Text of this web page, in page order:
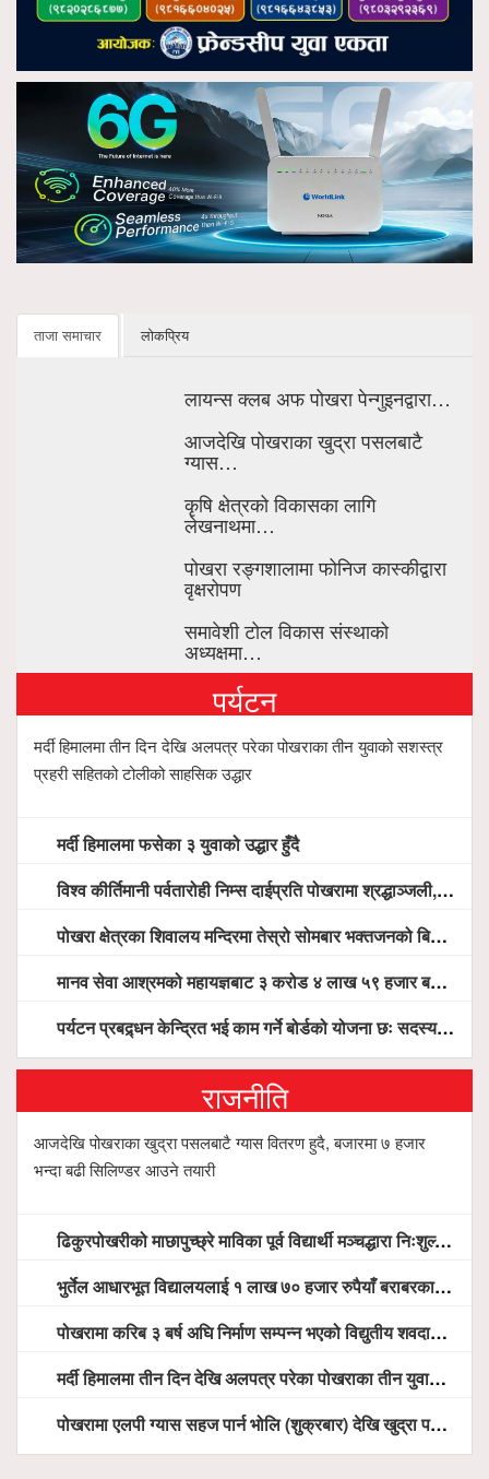
ताजा समाचार लोकप्रिय
लायन्स क्लब अफ पोखरा पेन्गुइनद्वारा…
आजदेखि पोखराका खुद्रा पसलबाटै
ग्यास…
कृषि क्षेत्रको विकासका लागि
लेखनाथमा…
पोखरा रङ्गशालामा फोनिज कास्कीद्वारा
वृक्षरोपण
समावेशी टोल विकास संस्थाको
अध्यक्षमा…
पर्यटन
मर्दी हिमालमा तीन दिन देखि अलपत्र परेका पोखराका तीन युवाको सशस्त्र
प्रहरी सहितको टोलीको साहसिक उद्धार
मर्दी हिमालमा फसेका ३ युवाको उद्धार हुँदै
विश्व कीर्तिमानी पर्वतारोही निम्स दाईप्रति पोखरामा श्रद्धाञ्जली, दीप प्रज्वलन गर्दै योगदानको प्रशंसा (भिडियो सहित)
पोखरा क्षेत्रका शिवालय मन्दिरमा तेस्रो सोमबार भक्तजनको बिहानैदेखि घुइँचो
मानव सेवा आश्रमको महायज्ञबाट ३ करोड ४ लाख ५९ हजार बचत, १ करोड ४४ लाख उठ्न बाँकी, विना संचार माध्यम तर प्रचार प्रसारमै भयो १९ लाख खर्च !
पर्यटन प्रबद्र्धन केन्द्रित भई काम गर्ने बोर्डको योजना छः सदस्य पोखरेल, चलिय पोखरालाई थप प्रभावकारी बनाउन होटल संघको माग
राजनीति
आजदेखि पोखराका खुद्रा पसलबाटै ग्यास वितरण हुदै, बजारमा ७ हजार
भन्दा बढी सिलिण्डर आउने तयारी
ढिकुरपोखरीको माछापुच्छ्रे माविका पूर्व विद्यार्थी मञ्चद्धारा निःशुल्क आँखा शिविर सञ्चालन, ५ सय जना लाभान्वित
भुर्तेल आधारभूत विद्यालयलाई १ लाख ७० हजार रुपैयाँ बराबरका शैक्षिक सामग्री हस्तान्तरण
पोखरामा करिब ३ बर्ष अघि निर्माण सम्पन्न भएको विद्युतीय शवदाह गृह अझै संचालनमा आउन सकेन, तत्काल संचालन गर्न स्थानियको माग
मर्दी हिमालमा तीन दिन देखि अलपत्र परेका पोखराका तीन युवाको सशस्त्र प्रहरी सहितको टोलीको साहसिक उद्धार
पोखरामा एलपी ग्यास सहज पार्न भोलि (शुक्रबार) देखि खुद्रा पसलबाटै बिक्रि वितरण हुने, स्टोर नगर्न आग्रह